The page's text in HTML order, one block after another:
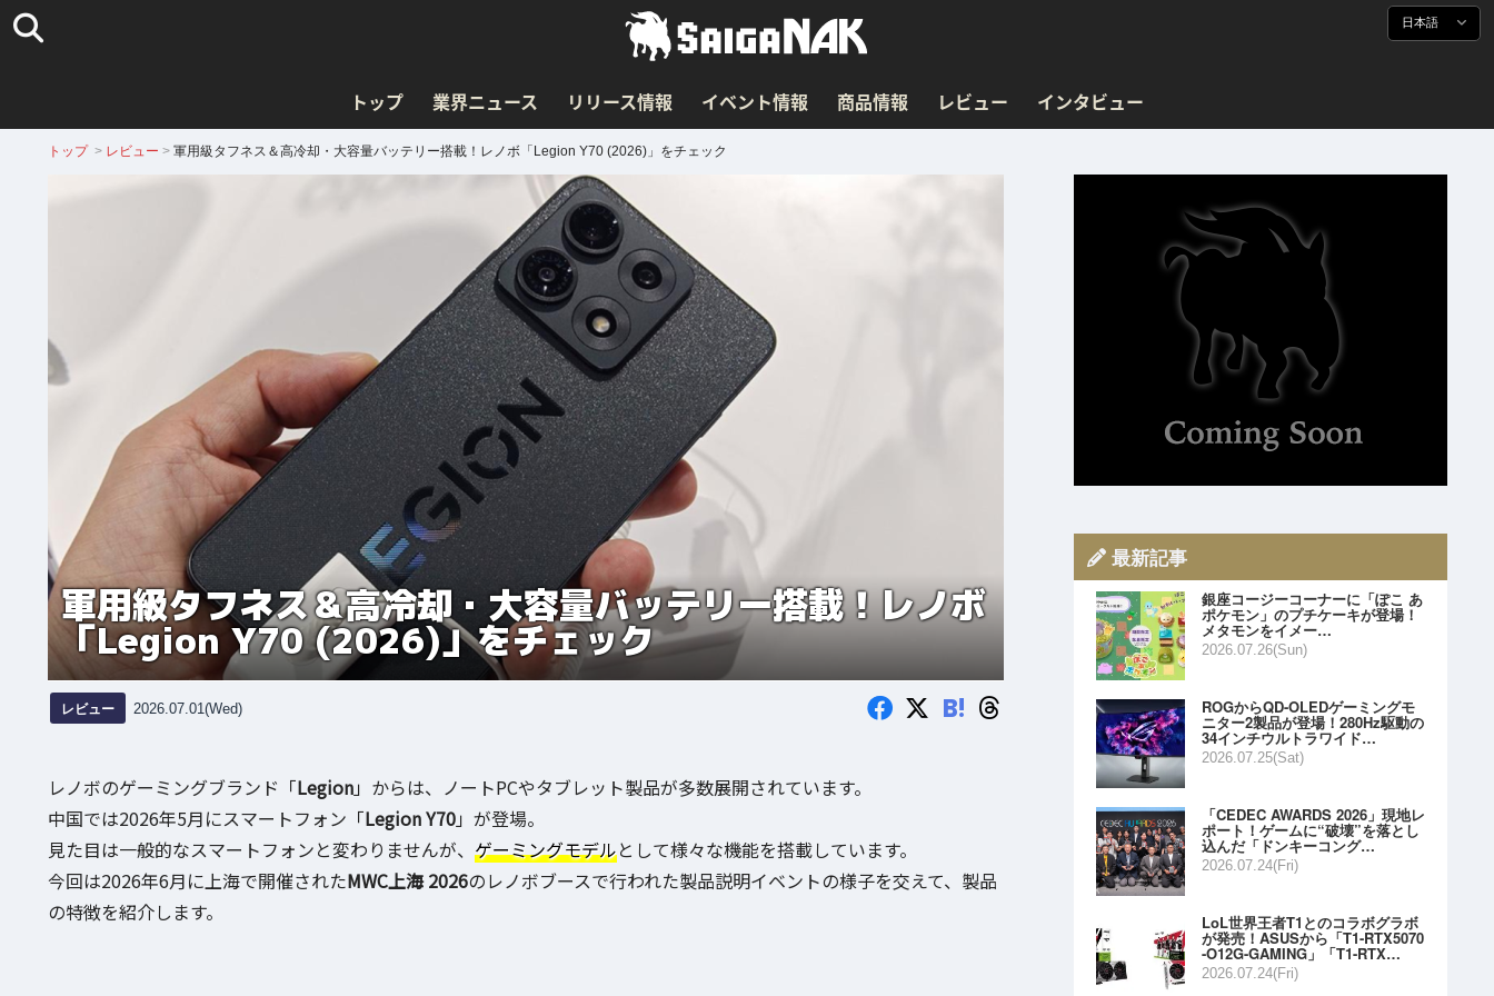
日本語
トップ 業界ニュース リリース情報 イベント情報 商品情報 レビュー インタビュー
トップ > レビュー > 軍用級タフネス＆高冷却・大容量バッテリー搭載！レノボ「Legion Y70 (2026)」をチェック
軍用級タフネス＆高冷却・大容量バッテリー搭載！レノボ
「Legion Y70 (2026)」をチェック
レビュー 2026.07.01(Wed) B!
レノボのゲーミングブランド「Legion」からは、ノートPCやタブレット製品が多数展開されています。
中国では2026年5月にスマートフォン「Legion Y70」が登場。
見た目は一般的なスマートフォンと変わりませんが、 ゲーミングモデルとして様々な機能を搭載しています。
今回は2026年6月に上海で開催されたMWC上海 2026のレノボブースで行われた製品説明イベントの様子を交えて、製品
の特徴を紹介します。
最新記事
銀座コージーコーナーに「ぽこ あ
ポケモン」のプチケーキが登場！
メタモンをイメー…
2026.07.26(Sun)
ROGからQD-OLEDゲーミングモ
ニター2製品が登場！280Hz駆動の
34インチウルトラワイド…
2026.07.25(Sat)
「CEDEC AWARDS 2026」現地レ
ポート！ゲームに“破壊”を落とし
込んだ「ドンキーコング…
2026.07.24(Fri)
LoL世界王者T1とのコラボグラボ
が発売！ASUSから「T1-RTX5070
-O12G-GAMING」「T1-RTX…
2026.07.24(Fri)